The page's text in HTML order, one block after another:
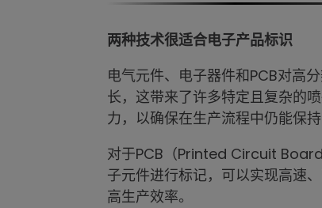
两种技术很适合电子产品标识
电气元件、电子器件和PCB对高
长，这带来了许多特定且复杂的
力，以确保在生产流程中仍能保持
对于PCB（Printed Circuit
子元件进行标记，可以实现高速
高生产效率。